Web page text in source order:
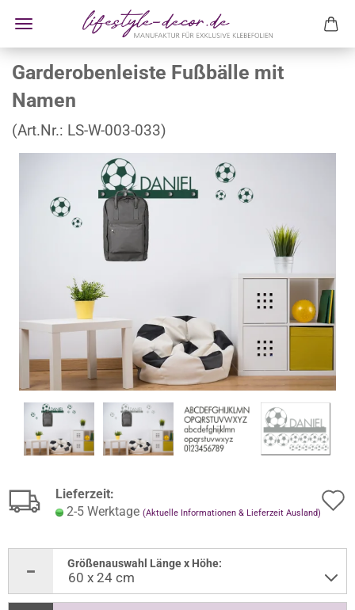
Garderobenleiste Fußbälle mit
Namen
(Art.Nr.: LS-W-003-033)
Lieferzeit:
2-5 Werktage (Aktuelle Informationen & Lieferzeit Ausland)
Größenauswahl Länge x Höhe: